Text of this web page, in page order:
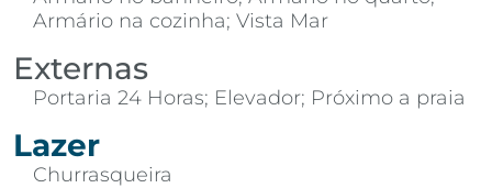
Armário na cozinha; Vista Mar
Externas
Portaria 24 Horas; Elevador; Próximo a praia
Lazer
Churrasqueira